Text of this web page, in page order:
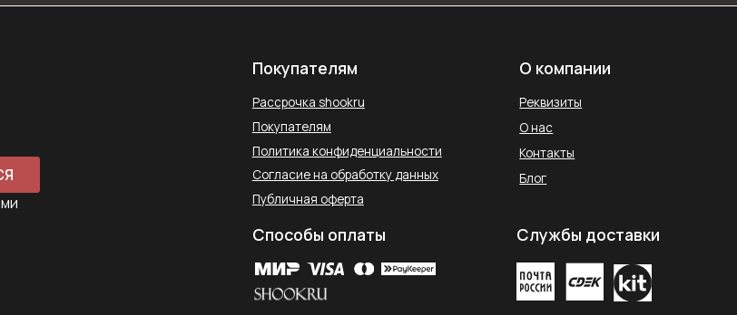
450097, Республика Башкортостан, Уфа,
Комсомольская улица, 2к2
Телефон для связи в WhatsApp
+7 937 489-90-66
saharawear@yandex.ru
Службы доставки
Способы оплаты